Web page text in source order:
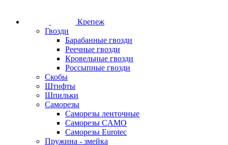
Крепеж
Гвозди
Барабанные гвозди
Реечные гвозди
Кровельные гвозди
Россыпные гвозди
Скобы
Штифты
Шпильки
Саморезы
Саморезы ленточные
Саморезы CAMO
Саморезы Eurotec
Пружина - змейка